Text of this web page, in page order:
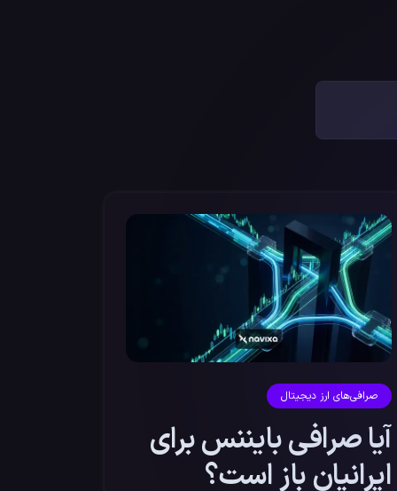
صرافی‌های ارز دیجیتال
آیا صرافی بایننس برای
ایرانیان باز است؟